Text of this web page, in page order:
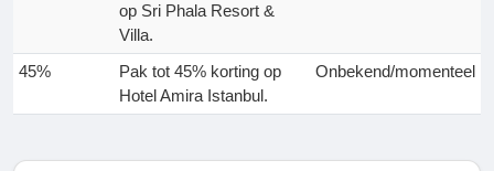
op Sri Phala Resort &
Villa.
45%
Pak tot 45% korting op
Hotel Amira Istanbul.
Onbekend/momenteel